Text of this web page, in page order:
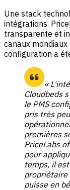
Une stack
intégrations.
transparente et
canaux
configuration a
«
Cloudbeds
le PMS
pris très
premières
PriceLabs
pour
temps, il
propriétaire
puisse en